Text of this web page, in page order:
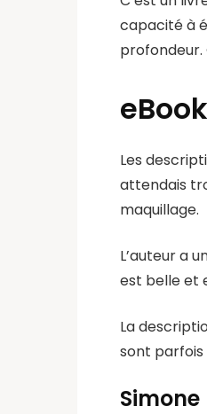
capacité à
profondeur.
eBook
Les
attendais
maquillage.
L’auteur a
est belle et
La
sont